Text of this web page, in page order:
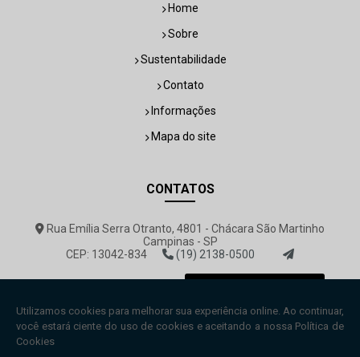
Home
Sobre
Sustentabilidade
Contato
Informações
Mapa do site
CONTATOS
Rua Emília Serra Otranto, 4801 - Chácara São Martinho
Campinas - SP
CEP: 13042-834
(19) 2138-0500